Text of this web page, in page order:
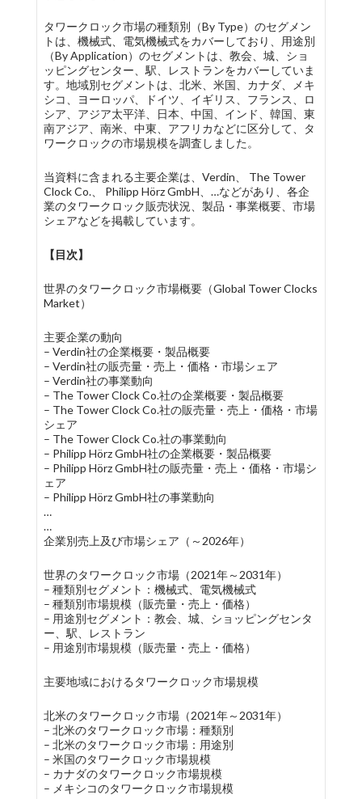
タワークロック市場の種類別（By Type）のセグメン
トは、機械式、電気機械式をカバーしており、用途別
（By Application）のセグメントは、教会、城、ショ
ッピングセンター、駅、レストランをカバーしていま
す。地域別セグメントは、北米、米国、カナダ、メキ
シコ、ヨーロッパ、ドイツ、イギリス、フランス、ロ
シア、アジア太平洋、日本、中国、インド、韓国、東
南アジア、南米、中東、アフリカなどに区分して、タ
ワークロックの市場規模を調査しました。
当資料に含まれる主要企業は、Verdin、 The Tower
Clock Co.、 Philipp Hörz GmbH、…などがあり、各企
業のタワークロック販売状況、製品・事業概要、市場
シェアなどを掲載しています。
【目次】
世界のタワークロック市場概要（Global Tower Clocks
Market）
主要企業の動向
– Verdin社の企業概要・製品概要
– Verdin社の販売量・売上・価格・市場シェア
– Verdin社の事業動向
– The Tower Clock Co.社の企業概要・製品概要
– The Tower Clock Co.社の販売量・売上・価格・市場
シェア
– The Tower Clock Co.社の事業動向
– Philipp Hörz GmbH社の企業概要・製品概要
– Philipp Hörz GmbH社の販売量・売上・価格・市場シ
ェア
– Philipp Hörz GmbH社の事業動向
…
…
企業別売上及び市場シェア（～2026年）
世界のタワークロック市場（2021年～2031年）
– 種類別セグメント：機械式、電気機械式
– 種類別市場規模（販売量・売上・価格）
– 用途別セグメント：教会、城、ショッピングセンタ
ー、駅、レストラン
– 用途別市場規模（販売量・売上・価格）
主要地域におけるタワークロック市場規模
北米のタワークロック市場（2021年～2031年）
– 北米のタワークロック市場：種類別
– 北米のタワークロック市場：用途別
– 米国のタワークロック市場規模
– カナダのタワークロック市場規模
– メキシコのタワークロック市場規模